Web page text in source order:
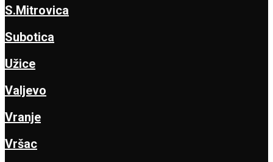
S.Mitrovica
Subotica
Užice
Valjevo
Vranje
Vršac